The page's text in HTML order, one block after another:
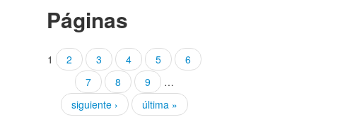
Páginas
1 2 3 4 5
6
7
8 9
…
siguiente ›
última »